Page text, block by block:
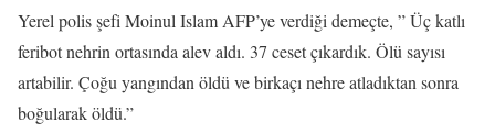
Yerel polis şefi Moinul Islam AFP’ye verdiği demeçte, ” Üç katlı
feribot nehrin ortasında alev aldı. 37 ceset çıkardık. Ölü sayısı
artabilir. Çoğu yangından öldü ve birkaçı nehre atladıktan sonra
boğularak öldü.”